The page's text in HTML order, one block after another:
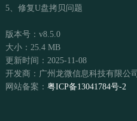
5、修复U盘拷贝问题
版本号：v8.5.0
大小：25.4 MB
更新时间：2025-11-08
开发商：广州龙微信息科技有限公司
网站备案： 粤ICP备13041784号-2